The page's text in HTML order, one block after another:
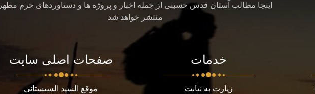
اینجا مطالب آستان قدس حسینی از جمله اخبار و پروژه ها و دستاوردهای حرم مطهر
منتشر خواهد شد
خدمات
زیارت به نیابت
صفحات اصلی سایت
موقع السيد السيستاني